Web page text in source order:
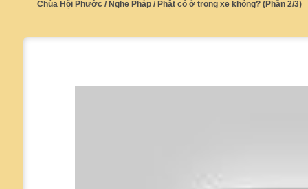
Chùa Hội Phước / Nghe Pháp / Phật có ở trong xe không? (Phần 2/3)